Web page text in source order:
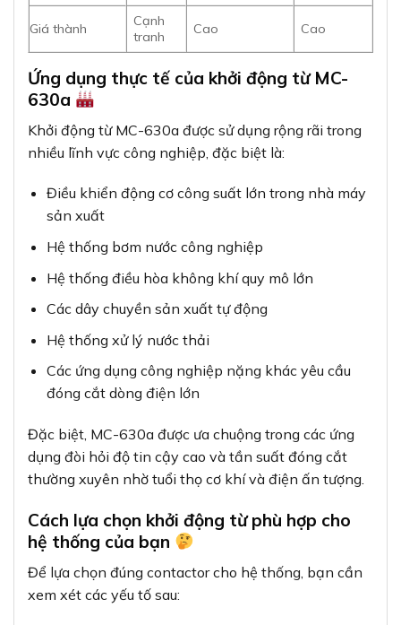
Giá thành
Cạnh
tranh
Cao Cao
Ứng dụng thực tế của khởi động từ MC-
630a
Khởi động từ MC-630a được sử dụng rộng rãi trong
nhiều lĩnh vực công nghiệp, đặc biệt là:
Điều khiển động cơ công suất lớn trong nhà máy
sản xuất
Hệ thống bơm nước công nghiệp
Hệ thống điều hòa không khí quy mô lớn
Các dây chuyền sản xuất tự động
Hệ thống xử lý nước thải
Các ứng dụng công nghiệp nặng khác yêu cầu
đóng cắt dòng điện lớn
Đặc biệt, MC-630a được ưa chuộng trong các ứng
dụng đòi hỏi độ tin cậy cao và tần suất đóng cắt
thường xuyên nhờ tuổi thọ cơ khí và điện ấn tượng.
Cách lựa chọn khởi động từ phù hợp cho
hệ thống của bạn
Để lựa chọn đúng contactor cho hệ thống, bạn cần
xem xét các yếu tố sau: